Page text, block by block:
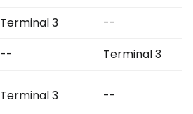
Terminal 3
--
--
Terminal 3
Terminal 3 --